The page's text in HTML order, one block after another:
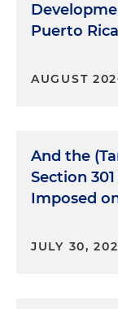
Puerto
AUGUST
And the
Section
Imposed
JULY 30,